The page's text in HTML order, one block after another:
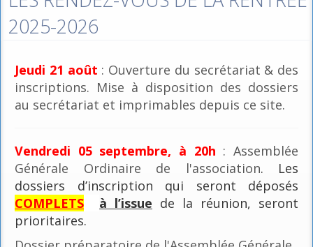
2025-2026
Jeudi 21 août : Ouverture du secrétariat & des
inscriptions. Mise à disposition des dossiers
au secrétariat et imprimables depuis ce site.
Vendredi 05 septembre, à 20h : Assemblée
Générale Ordinaire de l'association. Les
dossiers d’inscription qui seront déposés
COMPLETS
à l’issue de la réunion, seront
prioritaires.